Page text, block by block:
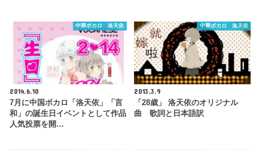
中華ボカロ 洛天依
2014.6.10
7月に中国ボカロ「洛天依」「言
和」の誕生日イベントとして作品
人気投票を開…
中華ボカロ 洛天依
2013.3.9
「28歳」 洛天依のオリジナル
曲 歌詞と日本語訳